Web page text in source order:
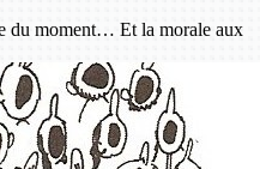
du moment… Et la morale aux